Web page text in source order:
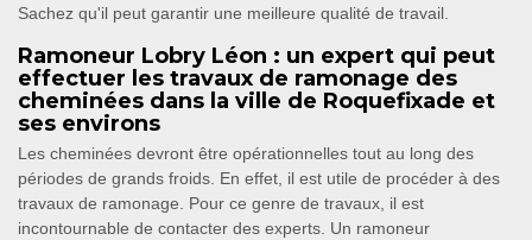
Sachez qu'il peut garantir une meilleure qualité de travail.
Ramoneur Lobry Léon : un expert qui peut
effectuer les travaux de ramonage des
cheminées dans la ville de Roquefixade et
ses environs
Les cheminées devront être opérationnelles tout au long des
périodes de grands froids. En effet, il est utile de procéder à des
travaux de ramonage. Pour ce genre de travaux, il est
incontournable de contacter des experts. Un ramoneur